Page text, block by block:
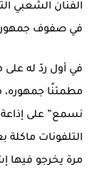
الفنان الشعبي
في صفوف جمهوره
في أول ردّ له
مطمئنًا جمهوره،
نسمع” على إذاعة
التلفونات
مرة يخرجو فيها